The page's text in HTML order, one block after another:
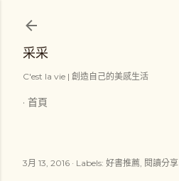
采采
C'est la vie | 創造自己的美感生活
首頁
3月 13, 2016 Labels: 好書推薦 閱讀分享